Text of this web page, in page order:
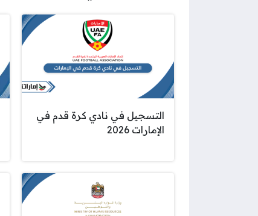
التسجيل في نادي كرة قدم في
الإمارات 2026